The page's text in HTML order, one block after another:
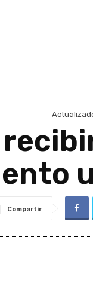
Compartir